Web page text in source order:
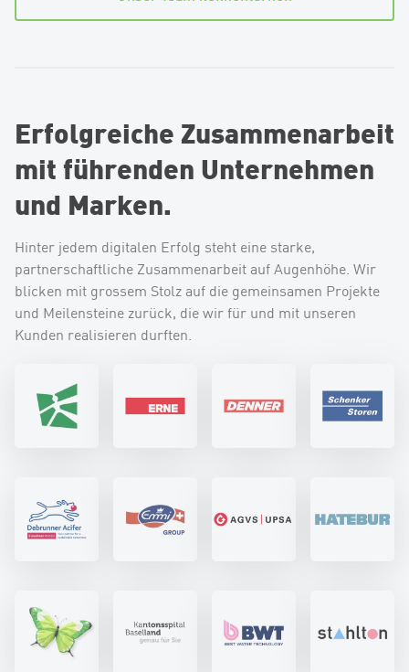
Erfolgreiche Zusammenarbeit
mit führenden Unternehmen
und Marken.
Hinter jedem digitalen Erfolg steht eine starke,
partnerschaftliche Zusammenarbeit auf Augenhöhe. Wir
blicken mit grossem Stolz auf die gemeinsamen Projekte
und Meilensteine zurück, die wir für und mit unseren
Kunden realisieren durften.